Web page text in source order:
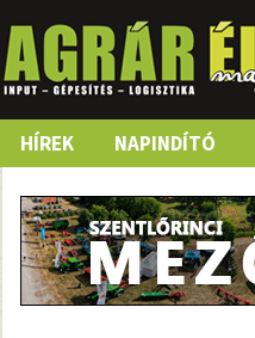
Skip
content
HÍREK NAPINDÍTÓ